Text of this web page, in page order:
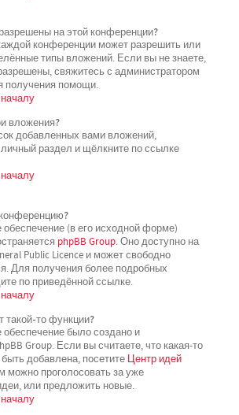
на этой конференции?
конференции может разрешить или
типы вложений. Если вы не знаете,
свяжитесь с администратором
получения помощи.
вложения?
добавленных вами вложений,
раздел и щёлкните по ссылке
обеспечение (в его исходной форме)
phpBB Group. Оно доступно на
Public Licence и может свободно
Для получения более подробных
по приведённой ссылке.
такой-то функции?
обеспечение было создано и
Group. Если вы считаете, что какая-то
добавлена, посетите Центр идей
можно проголосовать за уже
или предложить новые.